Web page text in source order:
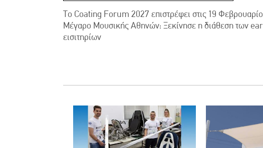
Το Coating Forum 2027 επιστρέφει στις 19
Μέγαρο Μουσικής Αθηνών: Ξεκίνησε η διάθεση των
εισιτηρίων